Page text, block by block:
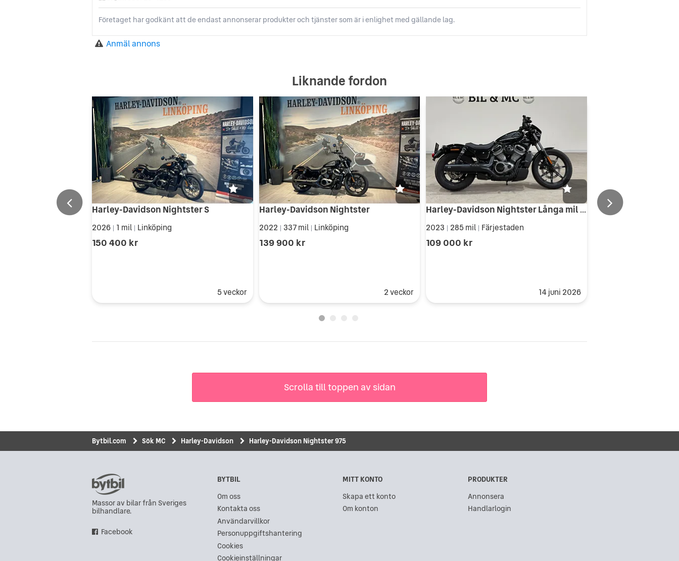
Företaget har godkänt att de endast annonserar produkter och tjänster som är i enlighet med gällande lag.
Anmäl annons
Liknande fordon
Harley-Davidson Nightster S
2026 1 mil Linköping
150 400 kr
5 veckor
Harley-Davidson Nightster
2022 | 337 mil | Linköping
139 900 kr
2 veckor
Harley-Davidson Nightster Långa mil S&S system 0kr insats räntekampanj
2023 285 mil Färjestaden
109 000 kr
14 juni 2026
Scrolla till toppen av sidan
Bytbil.com Sök MC Harley-Davidson Harley-Davidson Nightster 975
Massor av bilar från Sveriges
bilhandlare.
Facebook
BYTBIL
Om oss
Kontakta oss
Användarvillkor
Personuppgiftshantering
Cookies
Cookieinställningar
MITT KONTO
Skapa ett konto
Om konton
PRODUKTER
Annonsera
Handlarlogin